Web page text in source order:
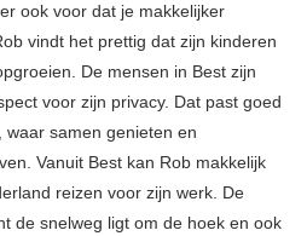
ook voor dat je makkelijker
vindt het prettig dat zijn kinderen
De mensen in Best zijn
voor zijn privacy. Dat past goed
waar samen genieten en
Vanuit Best kan Rob makkelijk
reizen voor zijn werk. De
de snelweg ligt om de hoek en ook